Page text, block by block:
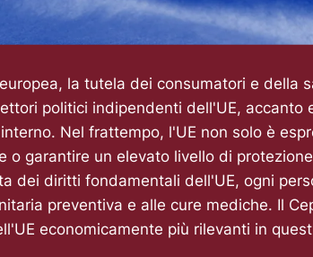
la tutela dei consumatori e della
politici indipendenti dell'UE, accanto
Nel frattempo, l'UE non solo è
o garantire un elevato livello di
dei diritti fondamentali dell'UE, ogni
preventiva e alle cure mediche. Il
economicamente più rilevanti in